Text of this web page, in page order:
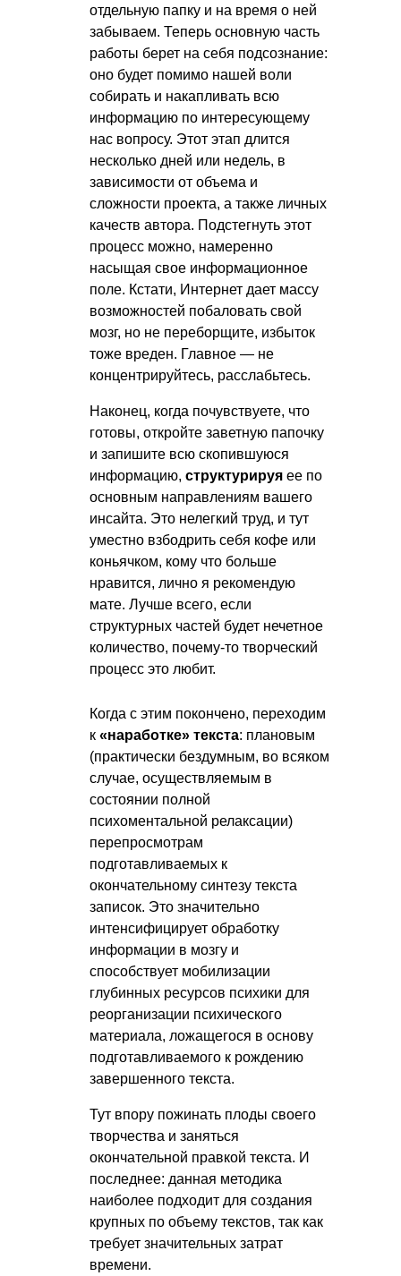
отдельную папку и на время о ней
забываем. Теперь основную часть
работы берет на себя подсознание:
оно будет помимо нашей воли
собирать и накапливать всю
информацию по интересующему
нас вопросу. Этот этап длится
несколько дней или недель, в
зависимости от объема и
сложности проекта, а также личных
качеств автора. Подстегнуть этот
процесс можно, намеренно
насыщая свое информационное
поле. Кстати, Интернет дает массу
возможностей побаловать свой
мозг, но не переборщите, избыток
тоже вреден. Главное — не
концентрируйтесь, расслабьтесь.
Наконец, когда почувствуете, что
готовы, откройте заветную папочку
и запишите всю скопившуюся
информацию, структурируя ее по
основным направлениям вашего
инсайта. Это нелегкий труд, и тут
уместно взбодрить себя кофе или
коньячком, кому что больше
нравится, лично я рекомендую
мате. Лучше всего, если
структурных частей будет нечетное
количество, почему-то творческий
процесс это любит.
Когда с этим покончено, переходим
к «наработке» текста: плановым
(практически бездумным, во всяком
случае, осуществляемым в
состоянии полной
психоментальной релаксации)
перепросмотрам
подготавливаемых к
окончательному синтезу текста
записок. Это значительно
интенсифицирует обработку
информации в мозгу и
способствует мобилизации
глубинных ресурсов психики для
реорганизации психического
материала, ложащегося в основу
подготавливаемого к рождению
завершенного текста.
Тут впору пожинать плоды своего
творчества и заняться
окончательной правкой текста. И
последнее: данная методика
наиболее подходит для создания
крупных по объему текстов, так как
требует значительных затрат
времени.